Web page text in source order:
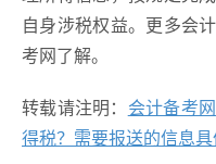
自身涉税权益。更多会
考网了解。
转载请注明： 会计备考网
得税？需要报送的信息